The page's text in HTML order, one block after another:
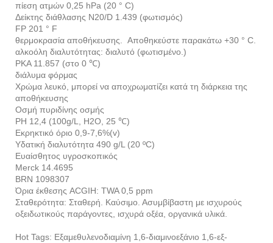
πίεση ατμών 0,25 hPa (20 ° C)
Δείκτης διάθλασης N20/D 1.439 (φωτισμός)
FP 201 ° F
θερμοκρασία αποθήκευσης. Αποθηκεύστε παρακάτω +30 ° C.
αλκοόλη διαλυτότητας: διαλυτό (φωτισμένο.)
PKA 11.857 (στο 0 ℃)
διάλυμα φόρμας
Χρώμα λευκό, μπορεί να αποχρωματίζει κατά τη διάρκεια της
αποθήκευσης
Οσμή πυριδίνης οσμής
ΡΗ 12,4 (100g/L, H2O, 25 ℃)
Εκρηκτικό όριο 0,9-7,6%(v)
Υδατική διαλυτότητα 490 g/L (20 ºC)
Ευαίσθητος υγροσκοπικός
Merck 14.4695
BRN 1098307
Όρια έκθεσης ACGIH: TWA 0,5 ppm
Σταθερότητα: Σταθερή. Καύσιμο. Ασυμβίβαστη με ισχυρούς
οξειδωτικούς παράγοντες, ισχυρά οξέα, οργανικά υλικά.
Hot Tags: Εξαμεθυλενοδιαμίνη 1,6-διαμινοεξάνιο 1,6-εξ-